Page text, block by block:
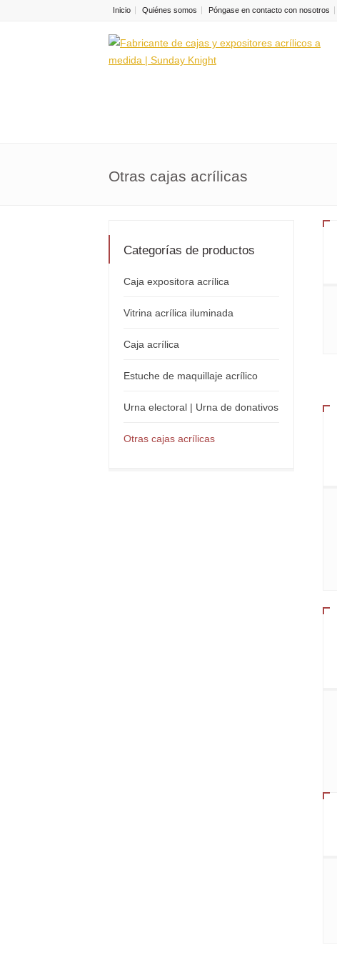
Inicio Quiénes somos Póngase en contacto con nosotros
Otras cajas acrílicas
Categorías de productos
Caja expositora acrílica
Vitrina acrílica iluminada
Caja acrílica
Estuche de maquillaje acrílico
Urna electoral | Urna de donativos
Otras cajas acrílicas